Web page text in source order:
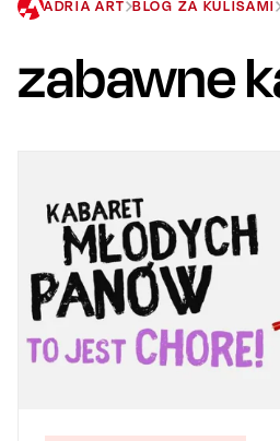
Szukaj
ADRIA ART BLOG ZA KULISAMI
zabawne